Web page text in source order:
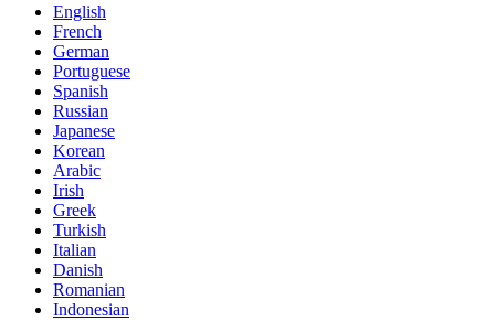
English
French
German
Portuguese
Spanish
Russian
Japanese
Korean
Arabic
Irish
Greek
Turkish
Italian
Danish
Romanian
Indonesian